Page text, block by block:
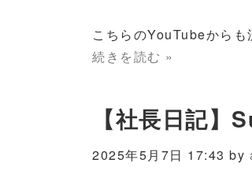
こちらのYouTubeから
続きを読む »
【社長日記
2025年5月7日 17:43 by